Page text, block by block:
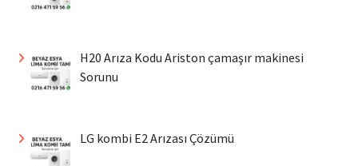
H20 Arıza Kodu Ariston çamaşır makinesi
Sorunu
LG kombi E2 Arızası Çözümü